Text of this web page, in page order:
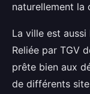
naturellement la
La ville est
Reliée par TGV
prête bien aux
de différents